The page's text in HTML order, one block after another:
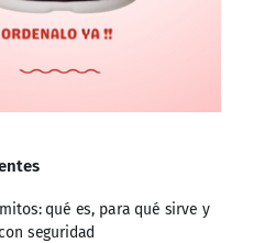
qué es, para qué sirve y
seguridad